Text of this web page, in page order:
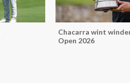
Chacarra wint
Open 2026